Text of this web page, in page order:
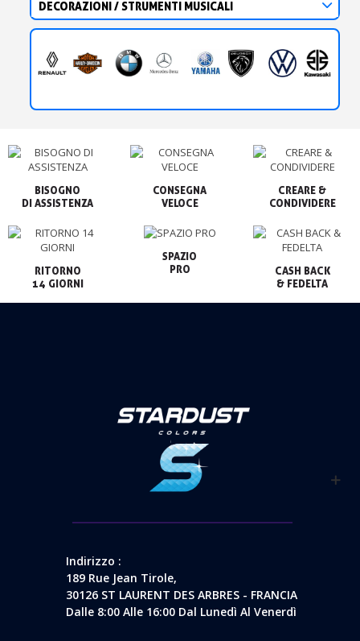
DECORAZIONI / STRUMENTI MUSICALI
BISOGNO
CONSEGNA
VELOCE
CREARE &
CONDIVIDERE
RITORNO
14 GIORNI
SPAZIO
PRO
CASH BACK
& FEDELTA
Indirizzo :
189 Rue Jean Tirole,
30126 ST LAURENT DES ARBRES - FRANCIA
Dalle 8:00 Alle 16:00 Dal Lunedì Al Venerdì